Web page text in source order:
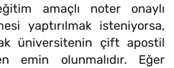
amaçlı noter onaylı
yaptırılmak isteniyorsa,
üniversitenin çift apostil
emin olunmalıdır. Eğer